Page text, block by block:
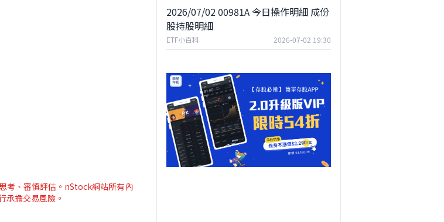
考、審慎評估。nStock網站所有內
承擔交易風險。
2026/07/02 00981A 今日操作明細 成份
股持股明細
ETF小百科 2026-07-02 19:30